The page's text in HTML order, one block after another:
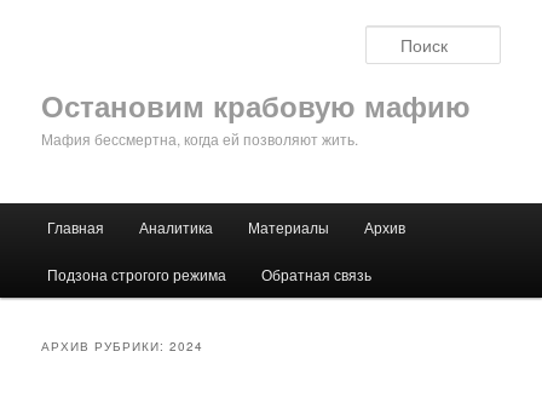
Остановим крабовую мафию
Мафия бессмертна, когда ей позволяют жить.
Перейти к основному содержимому
Перейти к дополнительному содержимому
Главная Аналитика Материалы Архив
Подзона строгого режима Обратная связь
АРХИВ РУБРИКИ:2024